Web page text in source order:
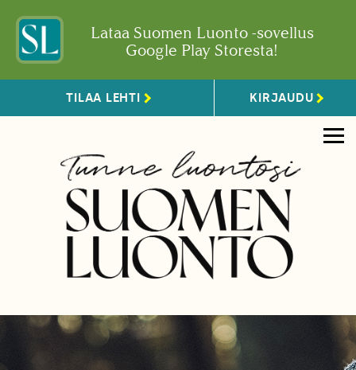
Lataa Suomen Luonto -sovellus
Google Play Storesta!
TILAA LEHTI KIRJAUDU